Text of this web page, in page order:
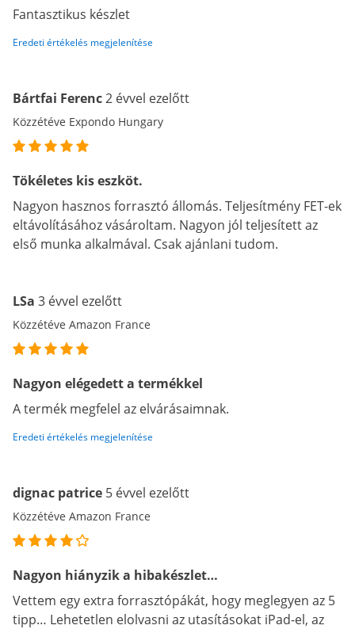
Fantasztikus készlet
Eredeti értékelés megjelenítése
Bártfai Ferenc2 évvel ezelőtt
Közzétéve Expondo Hungary
Tökéletes kis eszköt.
Nagyon hasznos forrasztó állomás. Teljesítmény FET-ek
eltávolításához vásároltam. Nagyon jól teljesített az
első munka alkalmával. Csak ajánlani tudom.
LSa 3 évvel ezelőtt
Közzétéve Amazon France
Nagyon elégedett a termékkel
A termék megfelel az elvárásaimnak.
Eredeti értékelés megjelenítése
dignac patrice 5 évvel ezelőtt
Közzétéve Amazon France
Nagyon hiányzik a hibakészlet…
Vettem egy extra forrasztópákát, hogy meglegyen az 5
tipp… Lehetetlen elolvasni az utasításokat iPad-el, az